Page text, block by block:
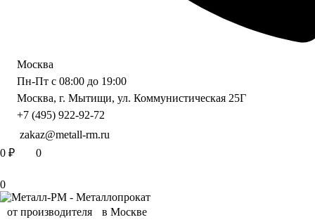
Москва
Пн-Пт с 08:00 до 19:00
Москва, г. Мытищи, ул. Коммунистическая 25Г
+7 (495) 922-92-72
zakaz@metall-rm.ru
0 ₽ 0
0